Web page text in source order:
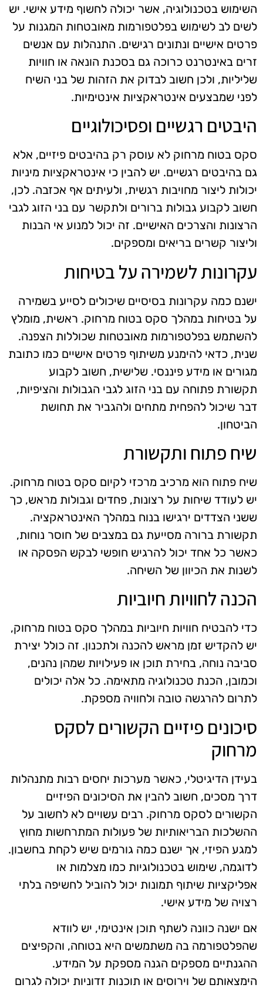
השימוש בטכנולוגיה, אשר יכולה לחשוף מידע אישי. יש
לשים לב לשימוש בפלטפורמות מאובטחות המגנות על
פרטים אישיים ונתונים רגישים. התנהלות עם אנשים
זרים באינטרנט כרוכה גם בסכנת הונאה או חוויות
שליליות, ולכן חשוב לבדוק את הזהות של בני השיח
לפני שמבצעים אינטראקציות אינטימיות.
היבטים רגשיים ופסיכולוגיים
סקס בטוח מרחוק לא עוסק רק בהיבטים פיזיים, אלא
גם בהיבטים רגשיים. יש להבין כי אינטראקציות מיניות
יכולות ליצור מחויבות רגשית, ולעיתים אף אכזבה. לכן,
חשוב לקבוע גבולות ברורים ולתקשר עם בני הזוג לגבי
הרצונות והצרכים האישיים. זה יכול למנוע אי הבנות
וליצור קשרים בריאים ומספקים.
עקרונות לשמירה על בטיחות
ישנם כמה עקרונות בסיסיים שיכולים לסייע בשמירה
על בטיחות במהלך סקס בטוח מרחוק. ראשית, מומלץ
להשתמש בפלטפורמות מאובטחות שכוללות הצפנה.
שנית, כדאי להימנע משיתוף פרטים אישיים כמו כתובת
מגורים או מידע פיננסי. שלישית, חשוב לקבוע
תקשורת פתוחה עם בני הזוג לגבי הגבולות והציפיות,
דבר שיכול להפחית מתחים ולהגביר את תחושת
הביטחון.
שיח פתוח ותקשורת
שיח פתוח הוא מרכיב מרכזי לקיום סקס בטוח מרחוק.
יש לעודד שיחות על רצונות, פחדים וגבולות מראש, כך
ששני הצדדים ירגישו בנוח במהלך האינטראקציה.
תקשורת ברורה מסייעת גם במצבים של חוסר נוחות,
כאשר כל אחד יכול להרגיש חופשי לבקש הפסקה או
לשנות את הכיוון של השיחה.
הכנה לחוויות חיוביות
כדי להבטיח חוויות חיוביות במהלך סקס בטוח מרחוק,
יש להקדיש זמן מראש להכנה ולתכנון. זה כולל יצירת
סביבה נוחה, בחירת תוכן או פעילויות שמהן נהנים,
וכמובן, הכנת טכנולוגיה מתאימה. כל אלה יכולים
לתרום להרגשה טובה ולחוויה מספקת.
סיכונים פיזיים הקשורים לסקס
מרחוק
בעידן הדיגיטלי, כאשר מערכות יחסים רבות מתנהלות
דרך מסכים, חשוב להבין את הסיכונים הפיזיים
הקשורים לסקס מרחוק. רבים עשויים לא לחשוב על
ההשלכות הבריאותיות של פעולות המתרחשות מחוץ
למגע הפיזי, אך ישנם כמה גורמים שיש לקחת בחשבון.
לדוגמה, שימוש בטכנולוגיות כמו מצלמות או
אפליקציות שיתוף תמונות יכול להוביל לחשיפה בלתי
רצויה של מידע אישי.
אם ישנה כוונה לשתף תוכן אינטימי, יש לוודא
שהפלטפורמה בה משתמשים היא בטוחה, והקפיצים
ההגנתיים מספקים הגנה מספקת על המידע.
הימצאותם של וירוסים או תוכנות זדוניות יכולה לגרום